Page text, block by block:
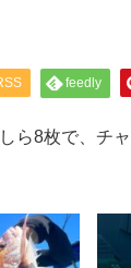
feedly
ら8枚で、チ